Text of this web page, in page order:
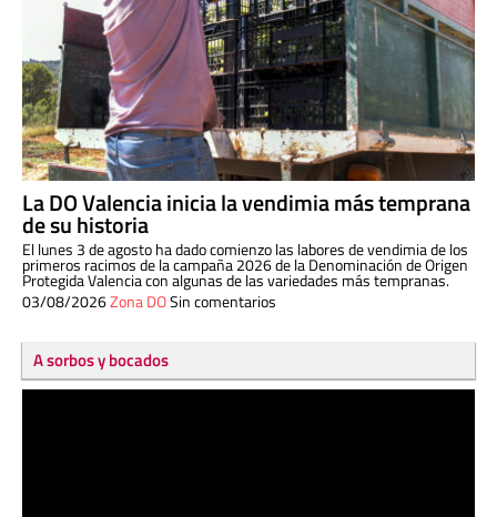
La DO Valencia inicia la vendimia más temprana
de su historia
El lunes 3 de agosto ha dado comienzo las labores de vendimia de los
primeros racimos de la campaña 2026 de la Denominación de Origen
Protegida Valencia con algunas de las variedades más tempranas.
03/08/2026Zona DOSin comentarios
A sorbos y bocados